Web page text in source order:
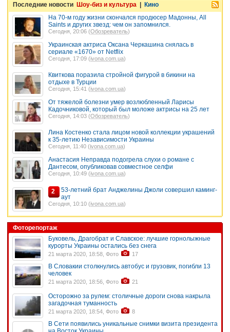
Последние новости Шоу-биз и культура | Кино
На 70-м году жизни скончался продюсер Мадонны, All
Saints и других звезд: чем он запомнился.
Сегодня, 20:06 (Обозреватель)
Украинская актриса Оксана Черкашина снялась в
сериале «1670» от Netflix
Сегодня, 17:09 (ivona.com.ua)
Квиткова поразила стройной фигурой в бикини на
отдыхе в Турции
Сегодня, 15:41 (ivona.com.ua)
От тяжелой болезни умер возлюбленный Ларисы
Кадочниковой, который был моложе актрисы на 25 лет
Сегодня, 14:03 (Обозреватель)
Лина Костенко стала лицом новой коллекции украшений
к 35-летию Независимости Украины
Сегодня, 11:40 (ivona.com.ua)
Анастасия Неправда подогрела слухи о романе с
Дантесом, опубликовав совместное селфи
Сегодня, 10:49 (ivona.com.ua)
2
53-летний брат Анджелины Джоли совершил каминг-
аут
Сегодня, 10:10 (ivona.com.ua)
Фоторепортаж
Буковель, Драгобрат и Славское: лучшие горнолыжные
курорты Украины остались без снега
21 марта 2020, 18:58, Фото 17
В Словакии столкнулись автобус и грузовик, погибли 13
человек
21 марта 2020, 18:56, Фото 21
Осторожно за рулем: столичные дороги снова накрыла
загадочная туманность
21 марта 2020, 18:54, Фото 8
В Сети появились уникальные снимки визита президента